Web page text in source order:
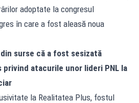
adoptate la congresul
în care a fost aleasă noua
surse că a fost sesizată
privind atacurile unor lideri PNL la
la Realitatea Plus, fostul